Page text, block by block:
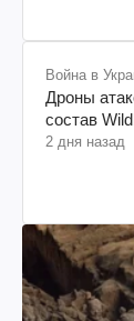
Война в
Дроны
состав
2 дня назад